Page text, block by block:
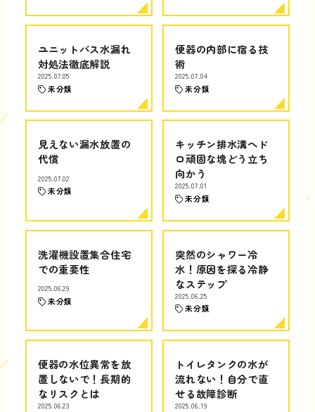
ユニットバス水漏れ
対処法徹底解説
2025.07.05
未分類
便器の内部に宿る技
術
2025.07.04
未分類
見えない漏水放置の
代償
2025.07.02
未分類
キッチン排水溝ヘド
ロ頑固な塊どう立ち
向かう
2025.07.01
未分類
洗濯機設置集合住宅
での重要性
2025.06.29
未分類
突然のシャワー冷
水！原因を探る冷静
なステップ
2025.06.25
未分類
便器の水位異常を放
置しないで！長期的
なリスクとは
2025.06.23
トイレタンクの水が
流れない！自分で直
せる故障診断
2025.06.19